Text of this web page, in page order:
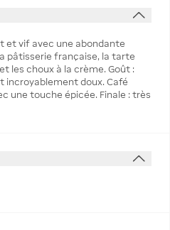
et vif avec une abondante
pâtisserie française, la tarte
les choux à la crème. Goût :
incroyablement doux. Café
une touche épicée. Finale : très